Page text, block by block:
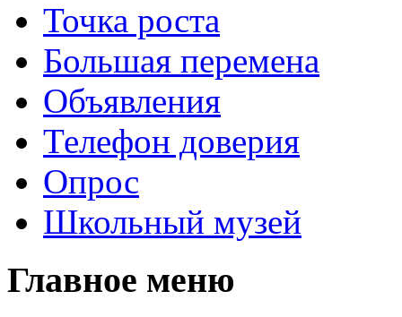
Точка роста
Большая перемена
Объявления
Телефон доверия
Опрос
Школьный музей
Главное меню